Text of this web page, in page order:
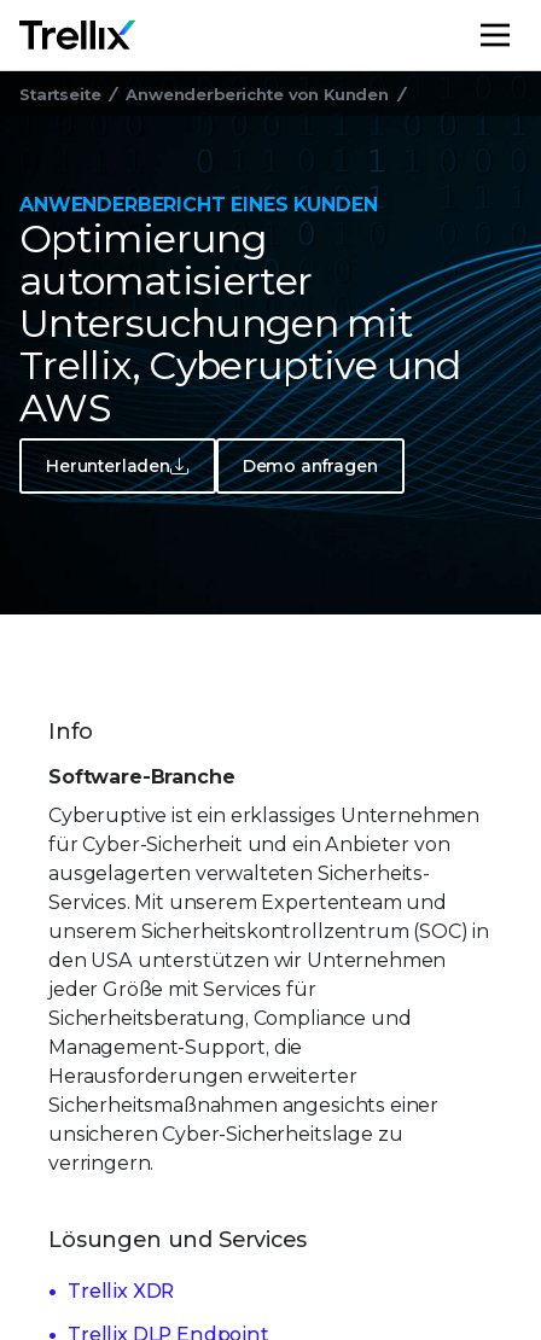
Startseite Anwenderberichte von Kunden
ANWENDERBERICHT EINES KUNDEN
Optimierung
automatisierter
Untersuchungen mit
Trellix, Cyberuptive und
AWS
Herunterladen Demo anfragen
Info
Software-Branche
Cyberuptive ist ein erklassiges Unternehmen
für Cyber-Sicherheit und ein Anbieter von
ausgelagerten verwalteten Sicherheits-
Services. Mit unserem Expertenteam und
unserem Sicherheitskontrollzentrum (SOC) in
den USA unterstützen wir Unternehmen
jeder Größe mit Services für
Sicherheitsberatung, Compliance und
Management-Support, die
Herausforderungen erweiterter
Sicherheitsmaßnahmen angesichts einer
unsicheren Cyber-Sicherheitslage zu
verringern.
Lösungen und Services
Trellix XDR
Trellix DLP Endpoint